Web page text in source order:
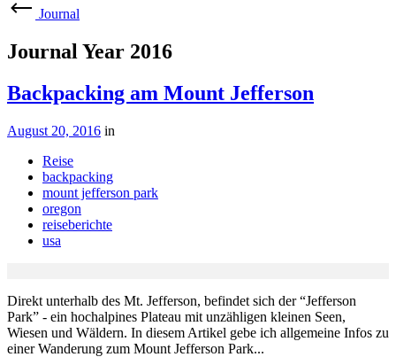
Journal
Journal Year 2016
Backpacking am Mount Jefferson
August 20, 2016 in
Reise
backpacking
mount jefferson park
oregon
reiseberichte
usa
Direkt unterhalb des Mt. Jefferson, befindet sich der “Jefferson
Park” - ein hochalpines Plateau mit unzähligen kleinen Seen,
Wiesen und Wäldern. In diesem Artikel gebe ich allgemeine Infos zu
einer Wanderung zum Mount Jefferson Park...